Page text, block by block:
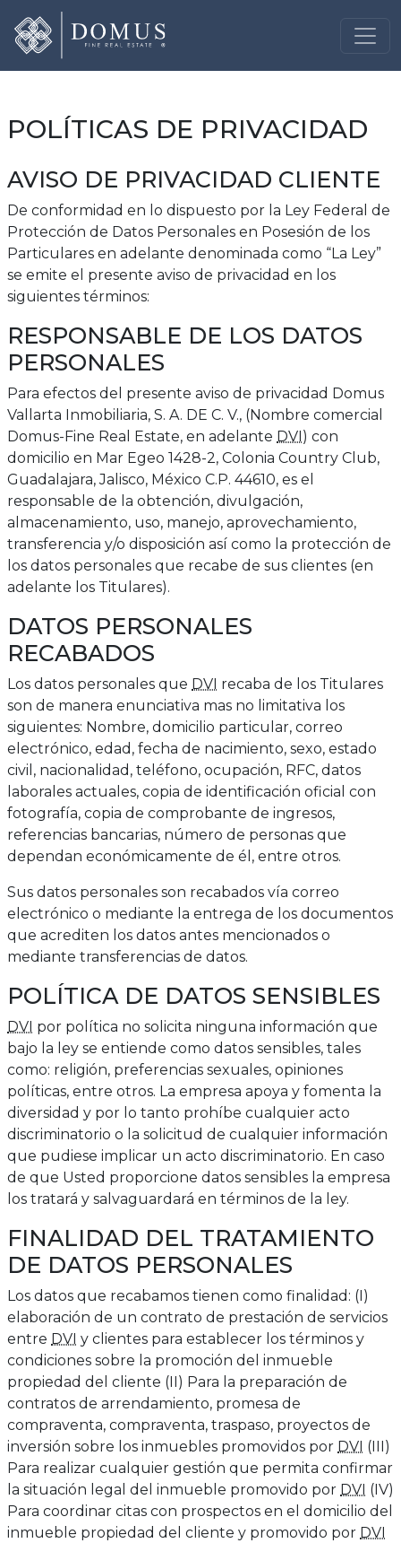
POLÍTICAS DE PRIVACIDAD
AVISO DE PRIVACIDAD CLIENTE
De conformidad en lo dispuesto por la Ley Federal de
Protección de Datos Personales en Posesión de los
Particulares en adelante denominada como “La Ley”
se emite el presente aviso de privacidad en los
siguientes términos:
RESPONSABLE DE LOS DATOS
PERSONALES
Para efectos del presente aviso de privacidad Domus
Vallarta Inmobiliaria, S. A. DE C. V., (Nombre comercial
Domus-Fine Real Estate, en adelante DVI ) con
domicilio en Mar Egeo 1428-2, Colonia Country Club,
Guadalajara, Jalisco, México C.P. 44610, es el
responsable de la obtención, divulgación,
almacenamiento, uso, manejo, aprovechamiento,
transferencia y/o disposición así como la protección de
los datos personales que recabe de sus clientes (en
adelante los Titulares).
DATOS PERSONALES
RECABADOS
Los datos personales que DVI recaba de los Titulares
son de manera enunciativa mas no limitativa los
siguientes: Nombre, domicilio particular, correo
electrónico, edad, fecha de nacimiento, sexo, estado
civil, nacionalidad, teléfono, ocupación, RFC, datos
laborales actuales, copia de identificación oficial con
fotografía, copia de comprobante de ingresos,
referencias bancarias, número de personas que
dependan económicamente de él, entre otros.
Sus datos personales son recabados vía correo
electrónico o mediante la entrega de los documentos
que acrediten los datos antes mencionados o
mediante transferencias de datos.
POLÍTICA DE DATOS SENSIBLES
DVI por política no solicita ninguna información que
bajo la ley se entiende como datos sensibles, tales
como: religión, preferencias sexuales, opiniones
políticas, entre otros. La empresa apoya y fomenta la
diversidad y por lo tanto prohíbe cualquier acto
discriminatorio o la solicitud de cualquier información
que pudiese implicar un acto discriminatorio. En caso
de que Usted proporcione datos sensibles la empresa
los tratará y salvaguardará en términos de la ley.
FINALIDAD DEL TRATAMIENTO
DE DATOS PERSONALES
Los datos que recabamos tienen como finalidad: (I)
elaboración de un contrato de prestación de servicios
entre DVI y clientes para establecer los términos y
condiciones sobre la promoción del inmueble
propiedad del cliente (II) Para la preparación de
contratos de arrendamiento, promesa de
compraventa, compraventa, traspaso, proyectos de
inversión sobre los inmuebles promovidos por DVI (III)
Para realizar cualquier gestión que permita confirmar
la situación legal del inmueble promovido por DVI (IV)
Para coordinar citas con prospectos en el domicilio del
inmueble propiedad del cliente y promovido por DVI